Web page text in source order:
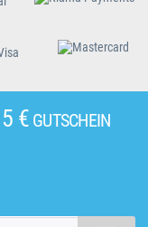
5 €GUTSCHEIN